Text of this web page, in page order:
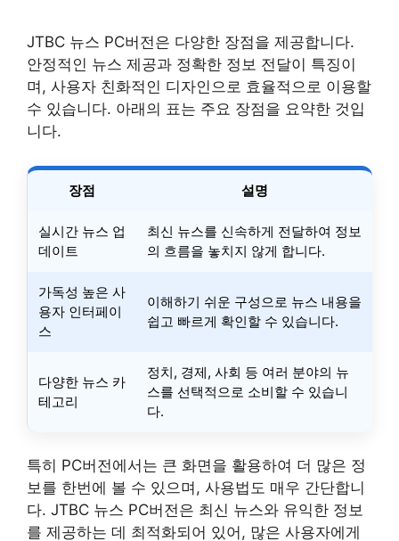
JTBC 뉴스 PC버전은 다양한 장점을 제공합니다.
안정적인 뉴스 제공과 정확한 정보 전달이 특징이
며, 사용자 친화적인 디자인으로 효율적으로 이용할
수 있습니다. 아래의 표는 주요 장점을 요약한 것입
니다.
장점 설명
실시간 뉴스 업
데이트
최신 뉴스를 신속하게 전달하여 정보
의 흐름을 놓치지 않게 합니다.
가독성 높은 사
용자 인터페이
스
이해하기 쉬운 구성으로 뉴스 내용을
쉽고 빠르게 확인할 수 있습니다.
다양한 뉴스 카
테고리
정치, 경제, 사회 등 여러 분야의 뉴
스를 선택적으로 소비할 수 있습니
다.
특히 PC버전에서는 큰 화면을 활용하여 더 많은 정
보를 한번에 볼 수 있으며, 사용법도 매우 간단합니
다. JTBC 뉴스 PC버전은 최신 뉴스와 유익한 정보
를 제공하는 데 최적화되어 있어, 많은 사용자에게